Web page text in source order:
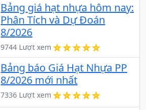
Bảng giá hạt nhựa hôm nay:
Phân Tích và Dự Đoán
8/2026
9744 Lượt xem
Bảng báo Giá Hạt Nhựa PP
8/2026 mới nhất
7336 Lượt xem